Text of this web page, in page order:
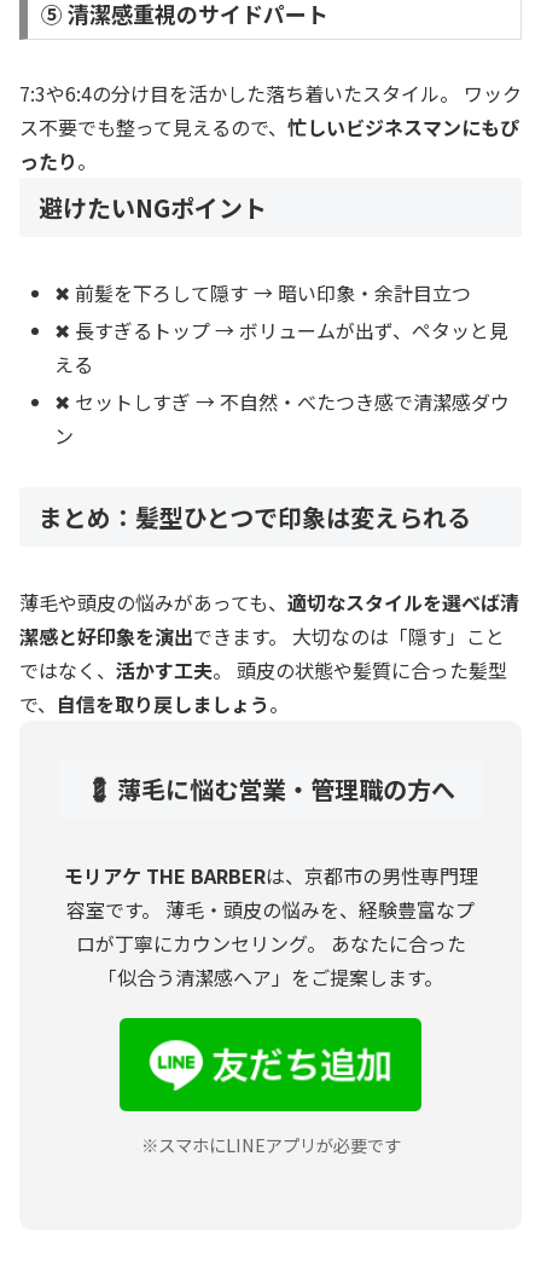
⑤ 清潔感重視のサイドパート
7:3や6:4の分け目を活かした落ち着いたスタイル。 ワック
ス不要でも整って見えるので、 忙しいビジネスマンにもぴ
ったり。
避けたいNGポイント
✖ 前髪を下ろして隠す → 暗い印象・余計目立つ
✖ 長すぎるトップ → ボリュームが出ず、ペタッと見
える
✖ セットしすぎ → 不自然・べたつき感で清潔感ダウ
ン
まとめ：髪型ひとつで印象は変えられる
薄毛や頭皮の悩みがあっても、 適切なスタイルを選べば清
潔感と好印象を演出できます。 大切なのは「隠す」こと
ではなく、 活かす工夫。 頭皮の状態や髪質に合った髪型
で、 自信を取り戻しましょう。
💈 薄毛に悩む営業・管理職の方へ
モリアケ THE BARBERは、京都市の男性専門理
容室です。 薄毛・頭皮の悩みを、経験豊富なプ
ロが丁寧にカウンセリング。 あなたに合った
「似合う清潔感ヘア」をご提案します。
※スマホにLINEアプリが必要です